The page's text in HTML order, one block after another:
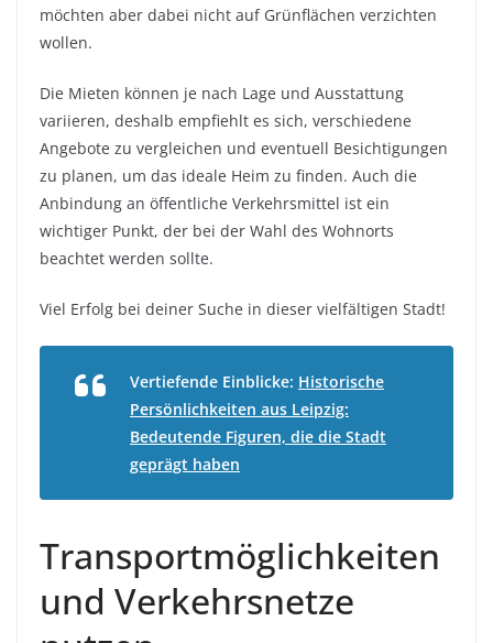
möchten aber dabei nicht auf Grünflächen verzichten
wollen.
Die Mieten können je nach Lage und Ausstattung
variieren, deshalb empfiehlt es sich, verschiedene
Angebote zu vergleichen und eventuell Besichtigungen
zu planen, um das ideale Heim zu finden. Auch die
Anbindung an öffentliche Verkehrsmittel ist ein
wichtiger Punkt, der bei der Wahl des Wohnorts
beachtet werden sollte.
Viel Erfolg bei deiner Suche in dieser vielfältigen Stadt!
Vertiefende Einblicke: Historische
Persönlichkeiten aus Leipzig:
Bedeutende Figuren, die die Stadt
geprägt haben
Transportmöglichkeiten
und Verkehrsnetze